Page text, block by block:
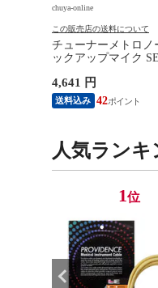
chuya-online
この販売店の送料について
チューナーメトロノ
ックアップマイク
ルパック ブラック
4,641 円
送料込み 42
人気ランキ
1位